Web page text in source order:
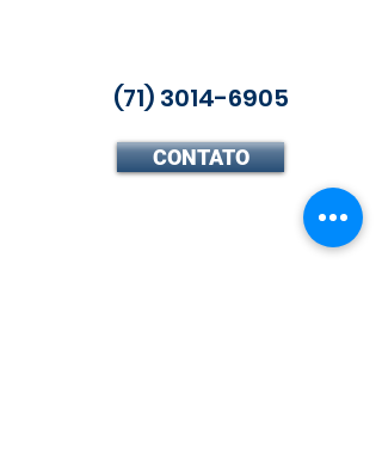
(71) 3014-6905
CONTATO